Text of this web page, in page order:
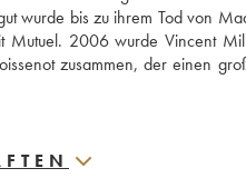
wurde bis zu ihrem Tod von
2006 wurde Vincent
zusammen, der einen